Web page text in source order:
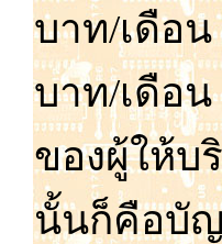
บาท/เดือ
บาท/เดือ
ของผู้ให้บ
นั้นก็คือบั